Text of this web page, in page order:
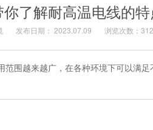
了解耐高温电线的特
发布日期： 2023.07.09 浏览次数： 312
围越来越广，在各种环境下可以满